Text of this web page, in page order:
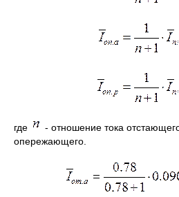
где
- отношение тока
опережающего.